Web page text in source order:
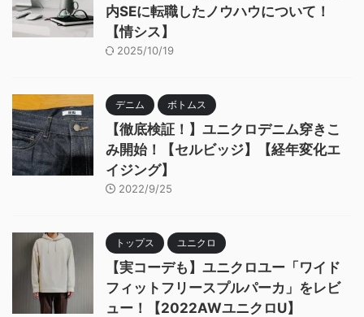
内SEに転職したノウハウについて！
【情シス】
2025/10/19
デニム ボトムス
【徹底検証！】ユニクロデニム穿きこ
み開始！【セルビッジ】【経年変化エ
イジング】
2022/9/25
トップス ユニクロ
【実コーデも】ユニクロユー「ワイド
フィットフリースプルパーカ」をレビ
ュー！【2022AWユニクロU】